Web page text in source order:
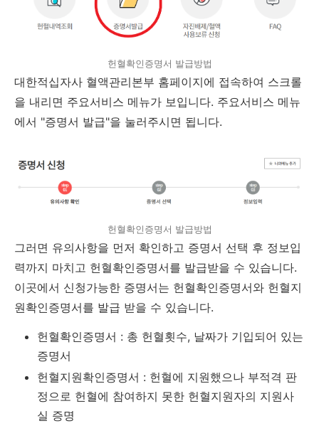
헌혈확인증명서 발급방법
대한적십자사 혈액관리본부 홈페이지에 접속하여 스크롤
을 내리면 주요서비스 메뉴가 보입니다. 주요서비스 메뉴
에서 "증명서 발급"을 눌러주시면 됩니다.
헌혈확인증명서 발급방법
그러면 유의사항을 먼저 확인하고 증명서 선택 후 정보입
력까지 마치고 헌혈확인증명서를 발급받을 수 있습니다.
이곳에서 신청가능한 증명서는 헌혈확인증명서와 헌혈지
원확인증명서를 발급 받을 수 있습니다.
헌혈확인증명서 : 총 헌혈횟수, 날짜가 기입되어 있는
증명서
헌혈지원확인증명서 : 헌혈에 지원했으나 부적격 판
정으로 헌혈에 참여하지 못한 헌혈지원자의 지원사
실 증명